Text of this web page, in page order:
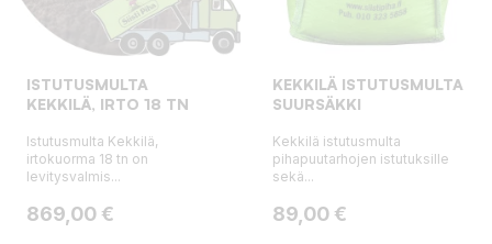
ISTUTUSMULTA
KEKKILÄ, IRTO 18 TN
Istutusmulta Kekkilä,
irtokuorma 18 tn on
levitysvalmis...
Hinta
869,00 €
KEKKILÄ ISTUTUSMULTA
SUURSÄKKI
Kekkilä istutusmulta
pihapuutarhojen istutuksille
sekä...
Hinta
89,00 €